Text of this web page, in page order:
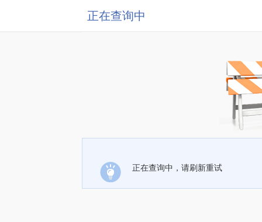
正在查询中
正在查询中，请刷新重试